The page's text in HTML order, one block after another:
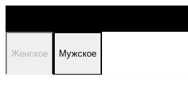
Женское Мужское